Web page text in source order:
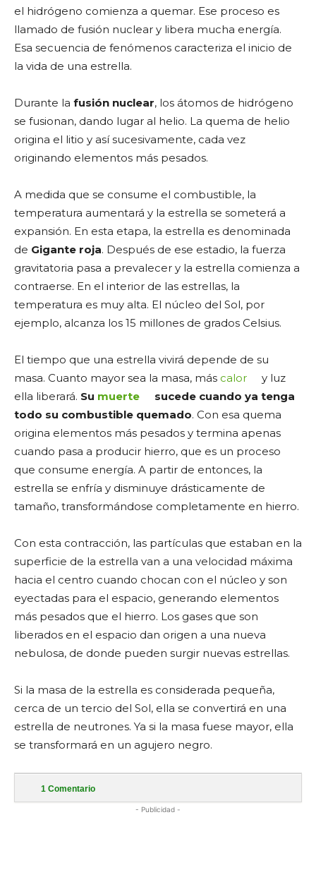
el hidrógeno comienza a quemar. Ese proceso es
llamado de fusión nuclear y libera mucha energía.
Esa secuencia de fenómenos caracteriza el inicio de
la vida de una estrella.
Durante la fusión nuclear, los átomos de hidrógeno
se fusionan, dando lugar al helio. La quema de helio
origina el litio y así sucesivamente, cada vez
originando elementos más pesados.
A medida que se consume el combustible, la
temperatura aumentará y la estrella se someterá a
expansión. En esta etapa, la estrella es denominada
de Gigante roja. Después de ese estadio, la fuerza
gravitatoria pasa a prevalecer y la estrella comienza a
contraerse. En el interior de las estrellas, la
temperatura es muy alta. El núcleo del Sol, por
ejemplo, alcanza los 15 millones de grados Celsius.
El tiempo que una estrella vivirá depende de su
masa. Cuanto mayor sea la masa, más calor
y luz
ella liberará. Su muerte
sucede cuando ya tenga
todo su combustible quemado. Con esa quema
origina elementos más pesados y termina apenas
cuando pasa a producir hierro, que es un proceso
que consume energía. A partir de entonces, la
estrella se enfría y disminuye drásticamente de
tamaño, transformándose completamente en hierro.
Con esta contracción, las partículas que estaban en la
superficie de la estrella van a una velocidad máxima
hacia el centro cuando chocan con el núcleo y son
eyectadas para el espacio, generando elementos
más pesados que el hierro. Los gases que son
liberados en el espacio dan origen a una nueva
nebulosa, de donde pueden surgir nuevas estrellas.
Si la masa de la estrella es considerada pequeña,
cerca de un tercio del Sol, ella se convertirá en una
estrella de neutrones. Ya si la masa fuese mayor, ella
se transformará en un agujero negro.
1 Comentario
- Publicidad -